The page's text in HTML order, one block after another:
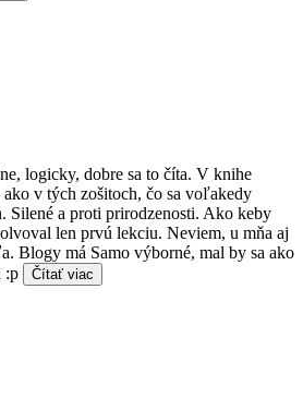
logicky, dobre sa to číta. V knihe
v tých zošitoch, čo sa voľakedy
Silené a proti prirodzenosti. Ako keby
len prvú lekciu. Neviem, u mňa aj
Blogy má Samo výborné, mal by sa ako
:p
Čítať viac